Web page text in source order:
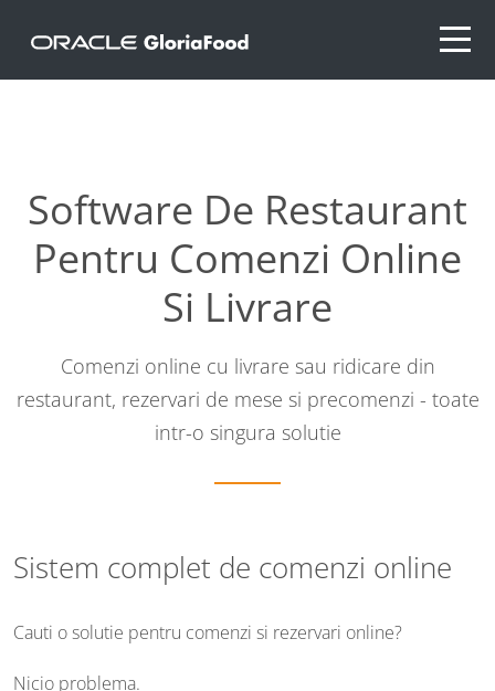
Software De Restaurant
Pentru Comenzi Online
Si Livrare
Comenzi online cu livrare sau ridicare din
restaurant, rezervari de mese si precomenzi - toate
intr-o singura solutie
Sistem complet de comenzi online
Cauti o solutie pentru comenzi si rezervari online?
Nicio problema.